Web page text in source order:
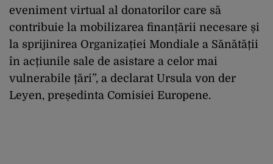
eveniment virtual al donatorilor care să
contribuie la mobilizarea finanțării necesare și
la sprijinirea Organizației Mondiale a Sănătății
în acțiunile sale de asistare a celor mai
vulnerabile țări”, a declarat Ursula von der
Leyen, președinta Comisiei Europene.